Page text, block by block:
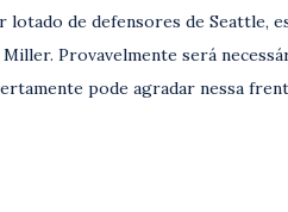
de defensores de Seattle,
Provavelmente será
pode agradar nessa